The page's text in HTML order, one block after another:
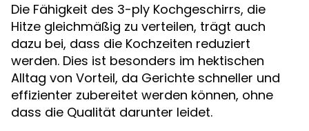
Die Fähigkeit des 3-ply Kochgeschirrs, die
Hitze gleichmäßig zu verteilen, trägt auch
dazu bei, dass die Kochzeiten reduziert
werden. Dies ist besonders im hektischen
Alltag von Vorteil, da Gerichte schneller und
effizienter zubereitet werden können, ohne
dass die Qualität darunter leidet.